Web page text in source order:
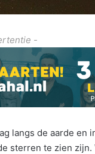
-
langs de aarde en
sterren te zien